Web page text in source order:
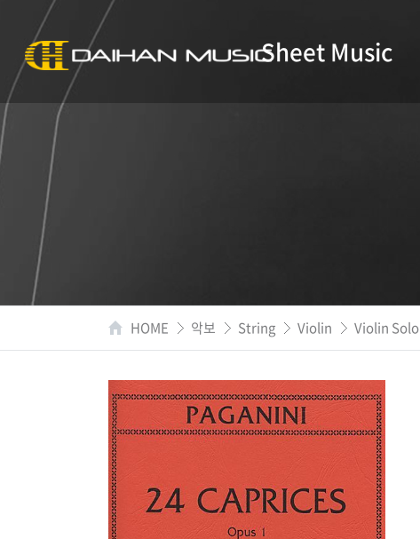
Sheet Music
HOME 악보 String Violin Violin Solo